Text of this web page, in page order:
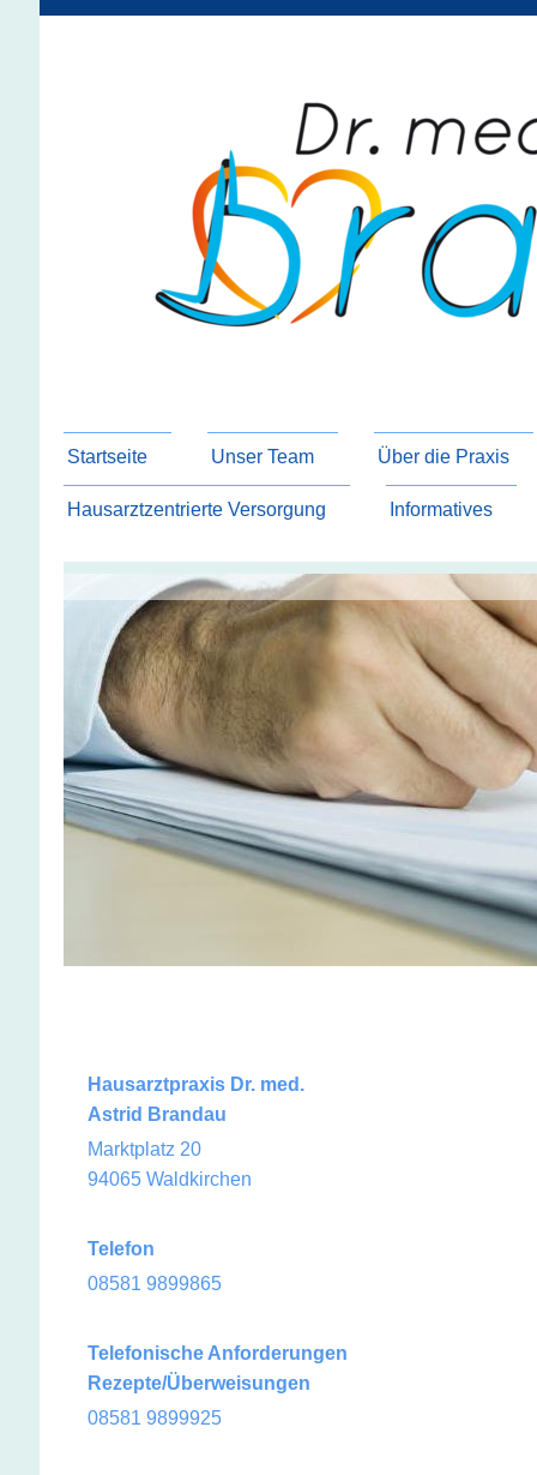
Startseite Unser Team Über die Praxis
Hausarztzentrierte Versorgung Informatives
Hausarztpraxis Dr. med.
Astrid Brandau
Marktplatz 20
94065 Waldkirchen
Telefon
08581 9899865
Telefonische Anforderungen
Rezepte/Überweisungen
08581 9899925